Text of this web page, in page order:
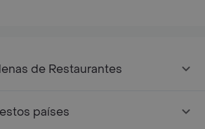
de Restaurantes
países